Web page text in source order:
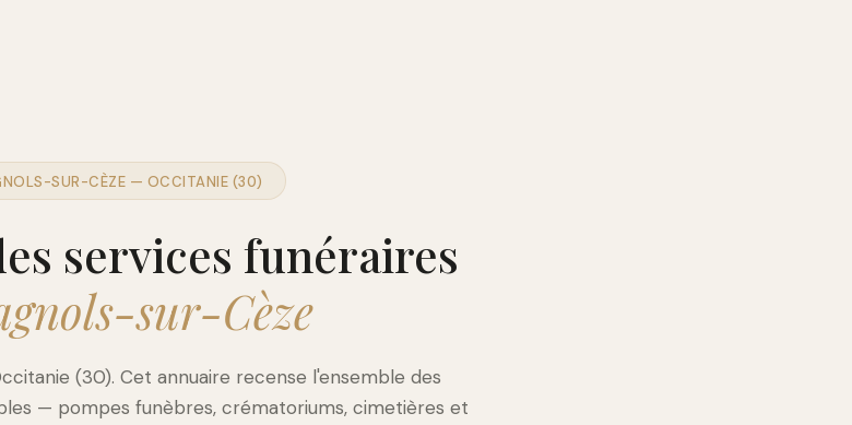
SUR-CÈZE — OCCITANIE (30)
services funéraires
sur-Cèze
(30). Cet annuaire recense l'ensemble des
— pompes funèbres, crématoriums, cimetières et